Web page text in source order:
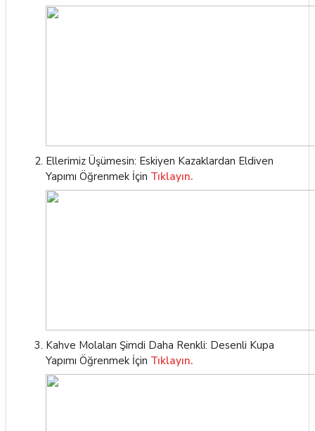
Ellerimiz Üşümesin: Eskiyen Kazaklardan Eldiven
Yapımı Öğrenmek İçin Tıklayın.
Kahve Molaları Şimdi Daha Renkli: Desenli Kupa
Yapımı Öğrenmek İçin Tıklayın.